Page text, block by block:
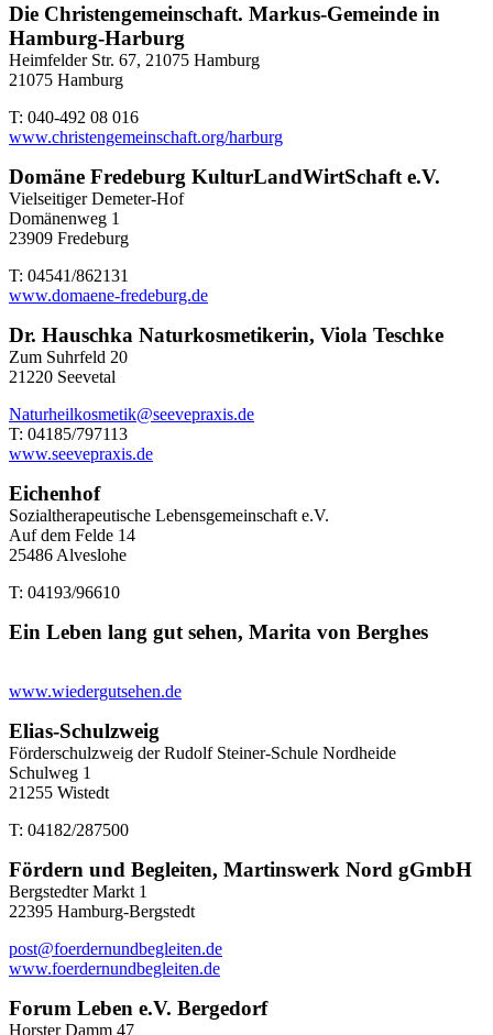
Die Christengemeinschaft. Markus-Gemeinde in
Hamburg-Harburg
Heimfelder Str. 67, 21075 Hamburg
21075 Hamburg
T: 040-492 08 016
www.christengemeinschaft.org/harburg
Domäne Fredeburg KulturLandWirtSchaft e.V.
Vielseitiger Demeter-Hof
Domänenweg 1
23909 Fredeburg
T: 04541/862131
www.domaene-fredeburg.de
Dr. Hauschka Naturkosmetikerin, Viola Teschke
Zum Suhrfeld 20
21220 Seevetal
Naturheilkosmetik@seevepraxis.de
T: 04185/797113
www.seevepraxis.de
Eichenhof
Sozialtherapeutische Lebensgemeinschaft e.V.
Auf dem Felde 14
25486 Alveslohe
T: 04193/96610
Ein Leben lang gut sehen, Marita von Berghes
www.wiedergutsehen.de
Elias-Schulzweig
Förderschulzweig der Rudolf Steiner-Schule Nordheide
Schulweg 1
21255 Wistedt
T: 04182/287500
Fördern und Begleiten, Martinswerk Nord gGmbH
Bergstedter Markt 1
22395 Hamburg-Bergstedt
post@foerdernundbegleiten.de
www.foerdernundbegleiten.de
Forum Leben e.V. Bergedorf
Horster Damm 47